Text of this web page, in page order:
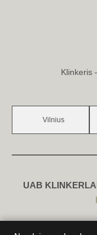
Klinkeris
Vilnius
UAB